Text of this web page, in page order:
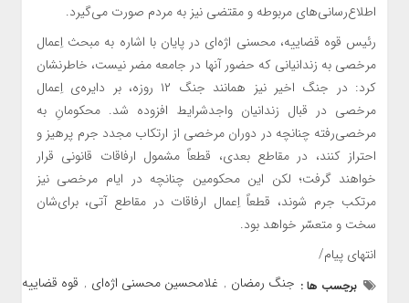
اطلاع‌رسانی‌های مربوطه و مقتضی نیز به مردم صورت می‌گیرد.
رئیس قوه قضاییه، محسنی اژه‌ای در پایان با اشاره به مبحث اِعمال
مرخصی به زندانیانی که حضور آنها در جامعه مضر نیست، خاطرنشان
کرد: در جنگ اخیر نیز همانند جنگ ۱۲ روزه، بر دایره‌ی اِعمال
مرخصی در قبال زندانیان واجدشرایط افزوده شد. محکومانِ به
مرخصی‌رفته چنانچه در دوران مرخصی از ارتکاب مجدد جرم پرهیز و
احتراز کنند، در مقاطع بعدی، قطعاً مشمول ارفاقات قانونی قرار
خواهند گرفت؛ لکن این محکومین چنانچه در ایام مرخصی نیز
مرتکب جرم شوند، قطعاً اِعمال ارفاقات در مقاطع آتی، برای‌شان
سخت و متعسّر خواهد بود.
انتهای پیام/
برچسب ها : جنگ رمضان , غلامحسین محسنی اژه‌ای , قوه قضاییه